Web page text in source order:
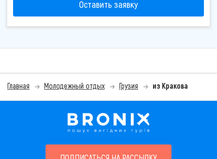
Оставить заявку
Главная Молодежный отдых Грузия из Кракова